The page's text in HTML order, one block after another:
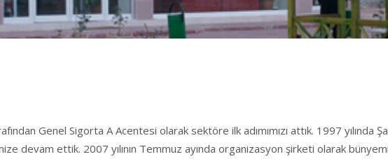
Genel Sigorta A Acentesi olarak sektöre ilk adımımızı attık. 1997
devam ettik. 2007 yılının Temmuz ayında organizasyon şirketi olarak